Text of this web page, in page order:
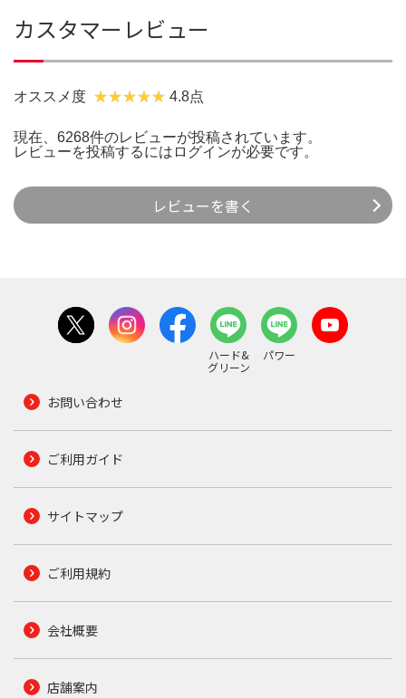
カスタマーレビュー
オススメ度 4.8点
現在、6268件のレビューが投稿されています。
レビューを投稿するには ログインが必要です。
レビューを書く
ハード&
グリーン
パワー
お問い合わせ
ご利用ガイド
サイトマップ
ご利用規約
会社概要
店舗案内